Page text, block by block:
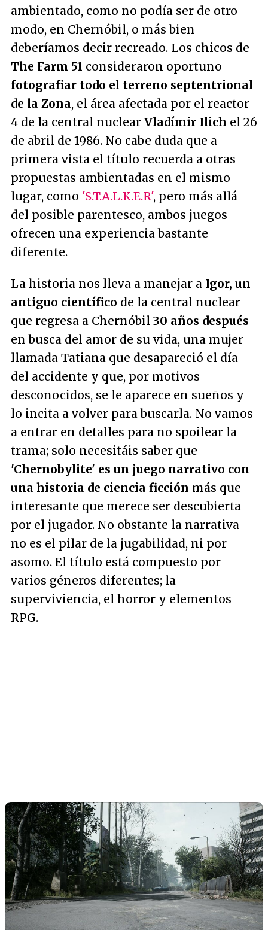
ambientado, como no podía ser de otro
modo, en Chernóbil, o más bien
deberíamos decir recreado. Los chicos de
The Farm 51 consideraron oportuno
fotografiar todo el terreno septentrional
de la Zona, el área afectada por el reactor
4 de la central nuclear Vladímir Ilich el 26
de abril de 1986. No cabe duda que a
primera vista el título recuerda a otras
propuestas ambientadas en el mismo
lugar, como 'S.T.A.L.K.E.R', pero más allá
del posible parentesco, ambos juegos
ofrecen una experiencia bastante
diferente.
La historia nos lleva a manejar a Igor, un
antiguo científico de la central nuclear
que regresa a Chernóbil 30 años después
en busca del amor de su vida, una mujer
llamada Tatiana que desapareció el día
del accidente y que, por motivos
desconocidos, se le aparece en sueños y
lo incita a volver para buscarla. No vamos
a entrar en detalles para no spoilear la
trama; solo necesitáis saber que
'Chernobylite' es un juego narrativo con
una historia de ciencia ficción más que
interesante que merece ser descubierta
por el jugador. No obstante la narrativa
no es el pilar de la jugabilidad, ni por
asomo. El título está compuesto por
varios géneros diferentes; la
superviviencia, el horror y elementos
RPG.